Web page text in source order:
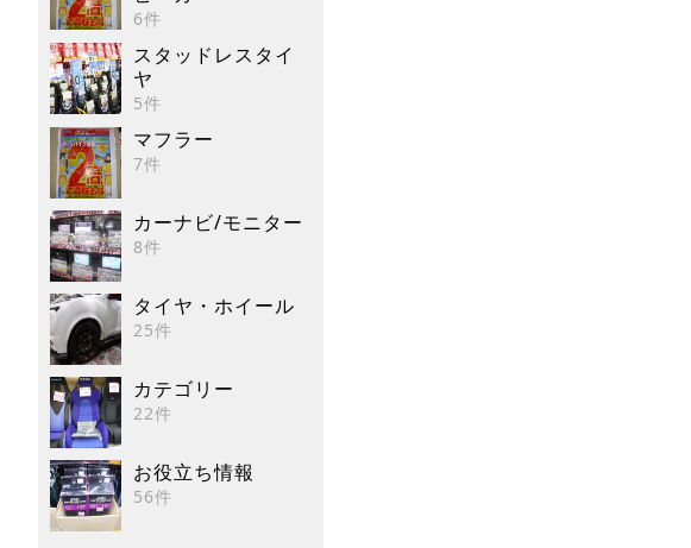
6件
スタッドレスタイ
ヤ
5件
マフラー
7件
カーナビ/モニター
8件
タイヤ・ホイール
25件
カテゴリー
22件
お役立ち情報
56件